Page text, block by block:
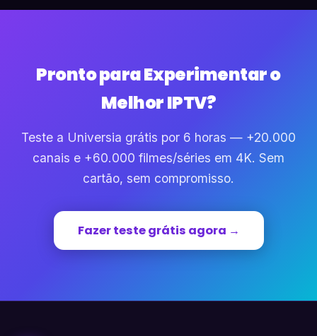
Pronto para Experimentar o
Melhor IPTV?
Teste a Universia grátis por 6 horas — +20.000
canais e +60.000 filmes/séries em 4K. Sem
cartão, sem compromisso.
Fazer teste grátis agora →